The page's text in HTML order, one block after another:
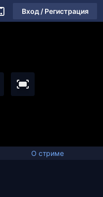
Вход / Регистрация
О стриме